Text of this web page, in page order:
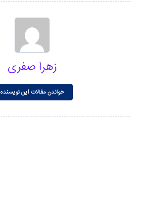
زهرا صفری
خواندن مقالات این نویسنده